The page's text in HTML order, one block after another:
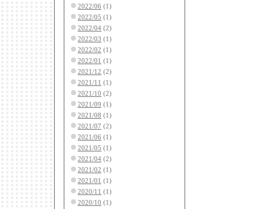
2022/06 (1)
2022/05 (1)
2022/04 (2)
2022/03 (1)
2022/02 (1)
2022/01 (1)
2021/12 (2)
2021/11 (1)
2021/10 (2)
2021/09 (1)
2021/08 (1)
2021/07 (2)
2021/06 (1)
2021/05 (1)
2021/04 (2)
2021/02 (1)
2021/01 (1)
2020/11 (1)
2020/10 (1)